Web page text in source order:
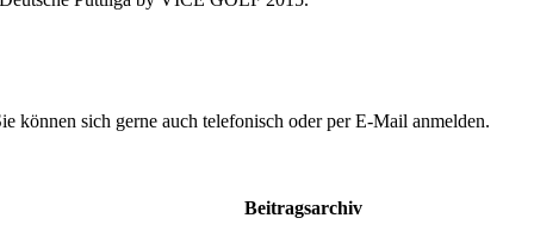
sich gerne auch telefonisch oder per E-Mail anmelden.
Beitragsarchiv